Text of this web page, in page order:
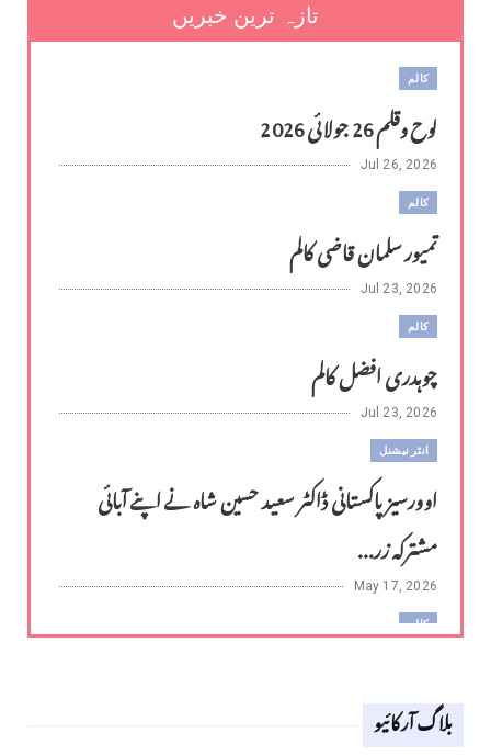
تازہ ترین خبریں
کالم
لوح وقلم 26 جولائی 2026
Jul 26, 2026
کالم
تمیور سلمان قاضی کالم
Jul 23, 2026
کالم
چوہدری افضل کالم
Jul 23, 2026
انٹر نیشنل
اوورسیز پاکستانی ڈاکٹر سعید حسین شاہ نے اپنے آبائی
مشترکہ زر...
May 17, 2026
کالم
Apr 18, 2026
بلاگ آرکائیو